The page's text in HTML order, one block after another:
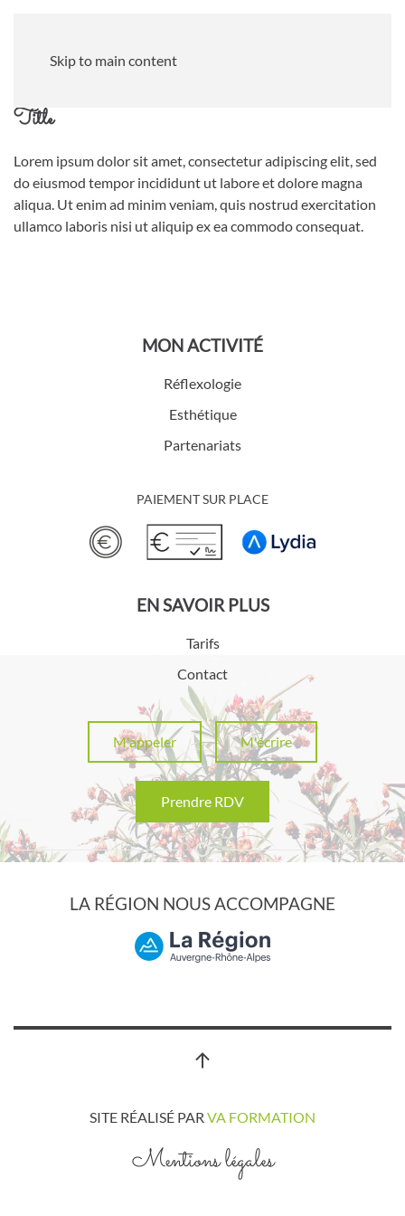
Skip to main content
Title
Lorem ipsum dolor sit amet, consectetur adipiscing elit, sed
do eiusmod tempor incididunt ut labore et dolore magna
aliqua. Ut enim ad minim veniam, quis nostrud exercitation
ullamco laboris nisi ut aliquip ex ea commodo consequat.
MON ACTIVITÉ
Réflexologie
Esthétique
Partenariats
PAIEMENT SUR PLACE
EN SAVOIR PLUS
Tarifs
Contact
M'appeler M'écrire
Prendre RDV
LA RÉGION NOUS ACCOMPAGNE
SITE RÉALISÉ PAR VA FORMATION
Mentions légales